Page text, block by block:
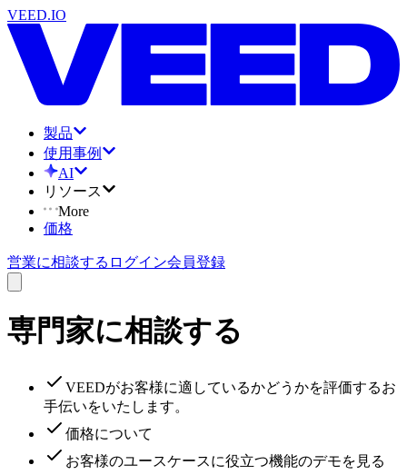
VEED.IO
製品
使用事例
AI
リソース
More
価格
営業に相談する ログイン会員登録
専門家に相談する
VEEDがお客様に適しているかどうかを評価するお
手伝いをいたします。
価格について
お客様のユースケースに役立つ機能のデモを見る